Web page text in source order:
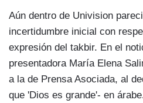
Aún dentro de Univision
incertidumbre inicial con
expresión del takbir. En el
presentadora María Elena
a la de Prensa Asociada, al
que 'Dios es grande'- en